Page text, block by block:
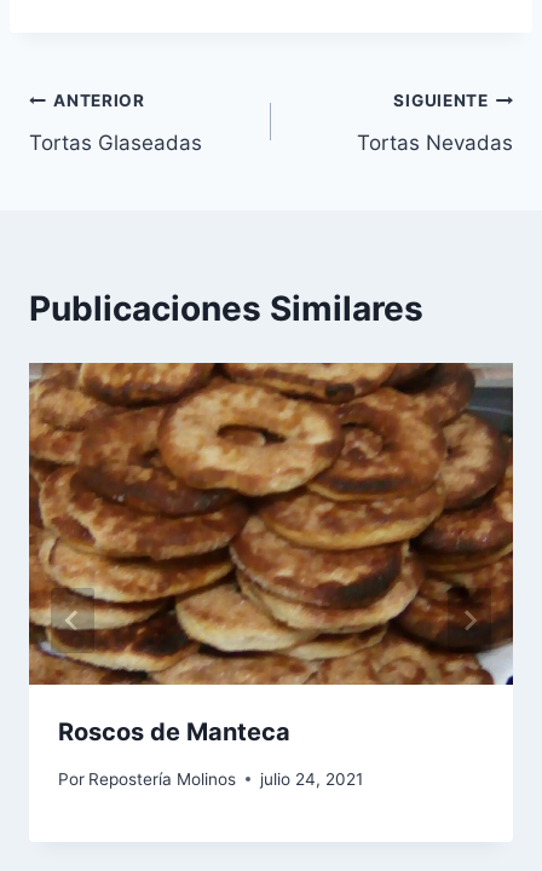
b
o
p
Navegación
de
ANTERIOR
Tortas Glaseadas
SIGUIENTE
Tortas Nevadas
Publicaciones Similares
Roscos de Manteca
Por Repostería Molinos julio 24, 2021